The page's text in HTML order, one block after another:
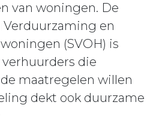
van woningen. De
en
(SVOH) is
die
maatregelen willen
dekt ook duurzame